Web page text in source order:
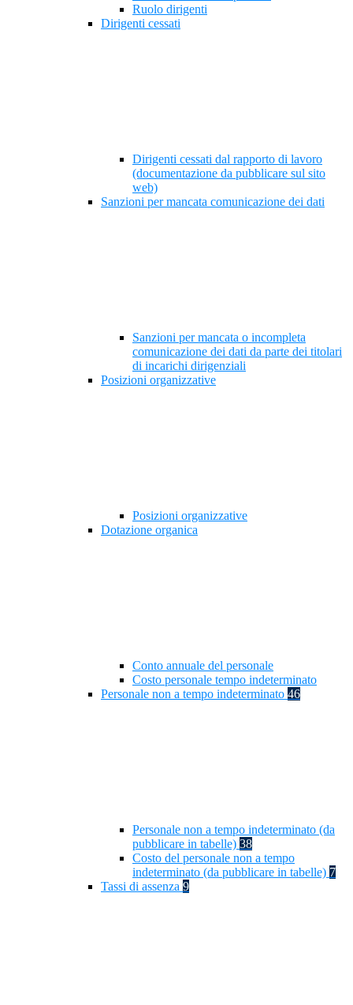
Ruolo dirigenti
Dirigenti cessati
Dirigenti cessati dal rapporto di lavoro
(documentazione da pubblicare sul sito
web)
Sanzioni per mancata comunicazione dei dati
Sanzioni per mancata o incompleta
comunicazione dei dati da parte dei titolari
di incarichi dirigenziali
Posizioni organizzative
Posizioni organizzative
Dotazione organica
Conto annuale del personale
Costo personale tempo indeterminato
Personale non a tempo indeterminato 46
Personale non a tempo indeterminato (da
pubblicare in tabelle) 38
Costo del personale non a tempo
indeterminato (da pubblicare in tabelle) 7
Tassi di assenza 9